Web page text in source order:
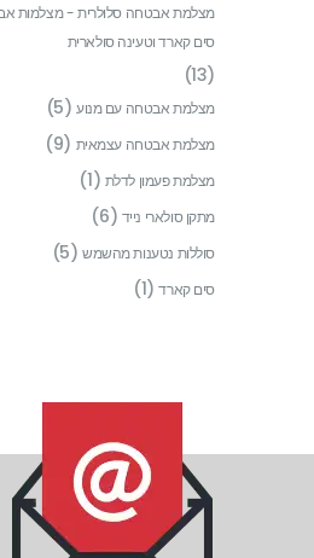
מצלמת אבטחה סלולרית - מצלמות
סים קארד וטעינה סולארית
(13)
מצלמת אבטחה עם מנוע (5)
מצלמת אבטחה עצמאית (9)
מצלמת פעמון לדלת (1)
מתקן סולארי נייד (6)
סוללות נטענות מהשמש (5)
סים קארד (1)